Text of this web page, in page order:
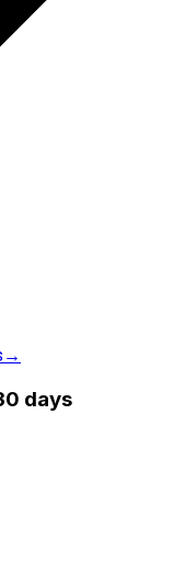
→
days